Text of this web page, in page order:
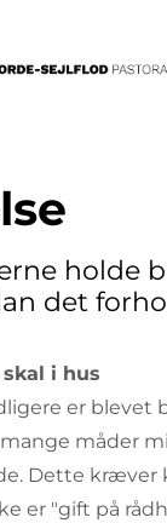
holde
det
i hus
er blevet
måder
Dette
er "gift på